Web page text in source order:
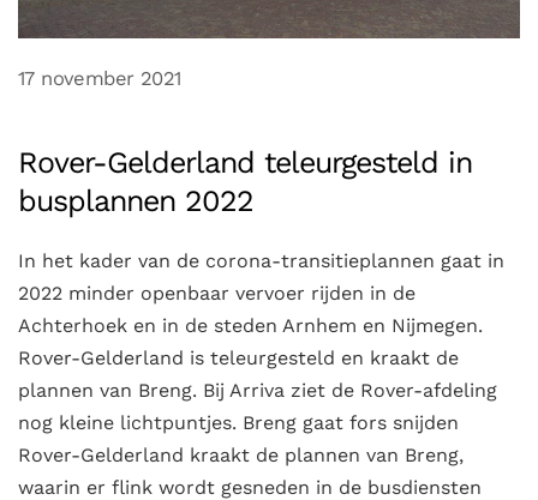
17 november 2021
Rover-Gelderland teleurgesteld in
busplannen 2022
In het kader van de corona-transitieplannen gaat in
2022 minder openbaar vervoer rijden in de
Achterhoek en in de steden Arnhem en Nijmegen.
Rover-Gelderland is teleurgesteld en kraakt de
plannen van Breng. Bij Arriva ziet de Rover-afdeling
nog kleine lichtpuntjes. Breng gaat fors snijden
Rover-Gelderland kraakt de plannen van Breng,
waarin er flink wordt gesneden in de busdiensten